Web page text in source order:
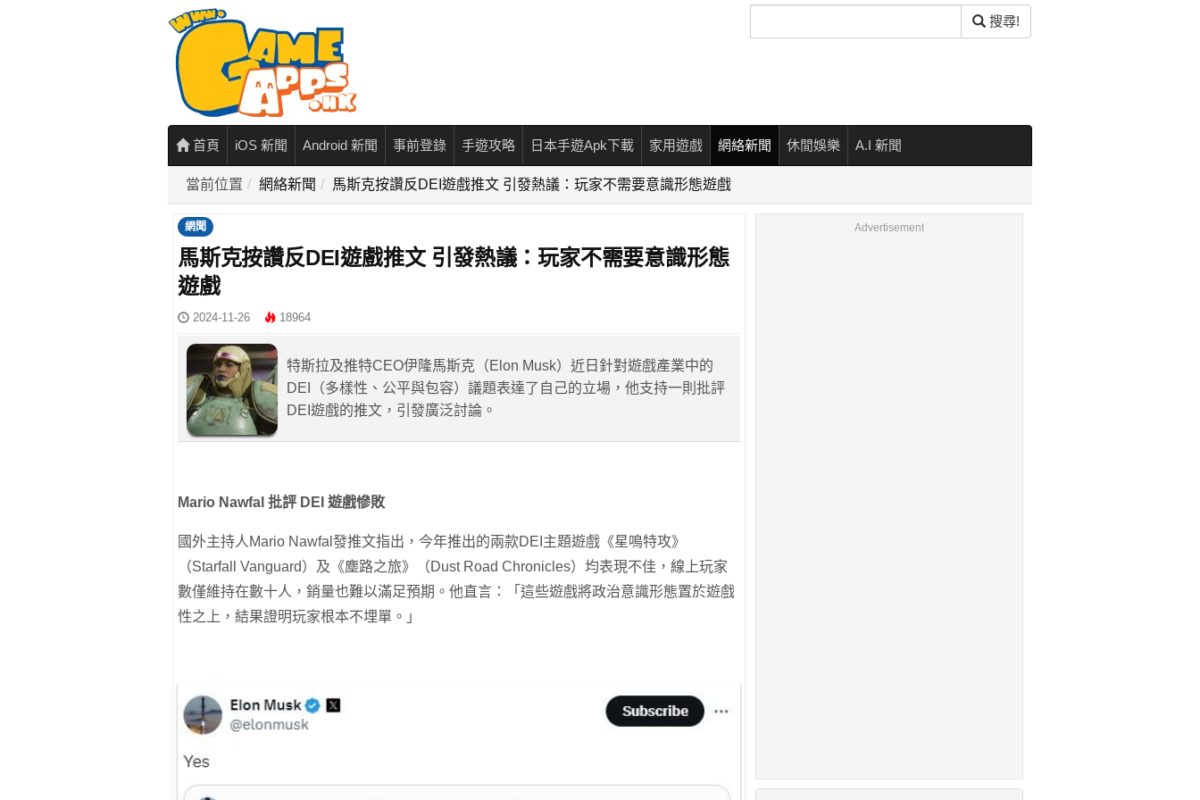
尋
搜尋!
首頁 iOS 新聞 Android 新聞 事前登錄 手遊攻略 日本手遊Apk下載 家用遊戲 網絡新聞 休閒娛樂 A.I 新聞
當前位置 網絡新聞 馬斯克按讚反DEI遊戲推文 引發熱議：玩家不需要意識形態遊戲
網聞
馬斯克按讚反DEI遊戲推文 引發熱議：玩家不需要意識形態
遊戲
2024-11-26 18964
特斯拉及推特CEO伊隆馬斯克（Elon Musk）近日針對遊戲產業中的
DEI（多樣性、公平與包容）議題表達了自己的立場，他支持一則批評
DEI遊戲的推文，引發廣泛討論。
Mario Nawfal 批評 DEI 遊戲慘敗
國外主持人Mario Nawfal發推文指出，今年推出的兩款DEI主題遊戲《星鳴特攻》
（Starfall Vanguard）及《塵路之旅》（Dust Road Chronicles）均表現不佳，線上玩家
數僅維持在數十人，銷量也難以滿足預期。他直言：「這些遊戲將政治意識形態置於遊戲
性之上，結果證明玩家根本不埋單。」
Advertisement